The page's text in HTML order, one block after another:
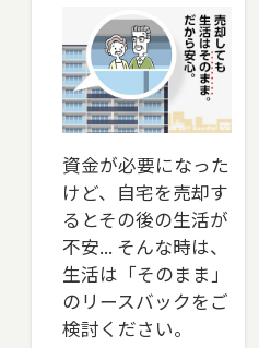
千葉市（中央区・花見
緑区・美浜区）、佐倉
のご売却、ご購入をご
ください。フリーダイ
りお気軽にどうぞ！
！不動産の売却も購入
せください！ 豊富な実
資金が必要になった
けど、自宅を売却す
るとその後の生活が
不安... そんな時は、
生活は「そのまま」
のリースバックをご
検討ください。